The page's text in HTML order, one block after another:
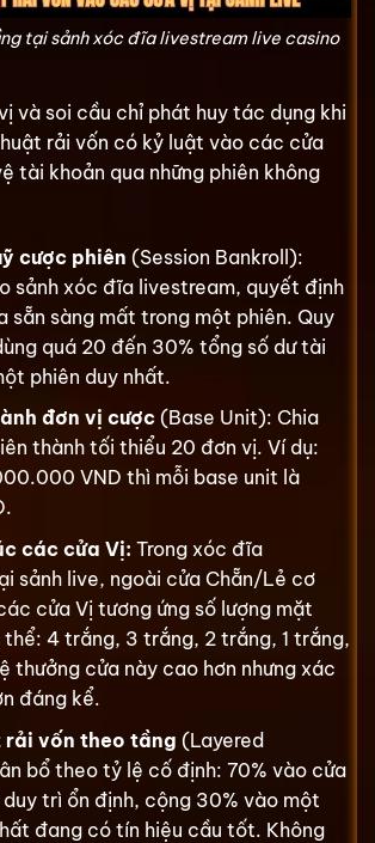
tại sảnh xóc đĩa livestream live casino
và soi cầu chỉ phát huy tác dụng khi
rải vốn có kỷ luật vào các cửa
tài khoản qua những phiên không
cược phiên (Session Bankroll):
sảnh xóc đĩa livestream, quyết định
sẵn sàng mất trong một phiên. Quy
quá 20 đến 30% tổng số dư tài
phiên duy nhất.
đơn vị cược (Base Unit): Chia
thành tối thiểu 20 đơn vị. Ví dụ:
VND thì mỗi base unit là
các cửa Vị: Trong xóc đĩa
sảnh live, ngoài cửa Chẵn/Lẻ cơ
cửa Vị tương ứng số lượng mặt
4 trắng, 3 trắng, 2 trắng, 1 trắng,
thưởng cửa này cao hơn nhưng xác
đáng kể.
rải vốn theo tầng (Layered
bổ theo tỷ lệ cố định: 70% vào cửa
trì ổn định, cộng 30% vào một
đang có tín hiệu cầu tốt. Không